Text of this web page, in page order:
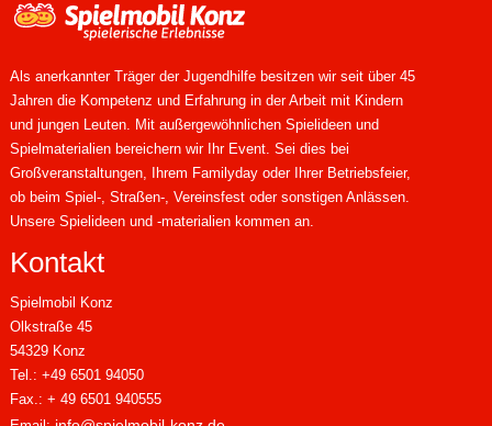
Als anerkannter Träger der Jugendhilfe besitzen wir seit über 45
Jahren die Kompetenz und Erfahrung in der Arbeit mit Kindern
und jungen Leuten. Mit außergewöhnlichen Spielideen und
Spielmaterialien bereichern wir Ihr Event. Sei dies bei
Großveranstaltungen, Ihrem Familyday oder Ihrer Betriebsfeier,
ob beim Spiel-, Straßen-, Vereinsfest oder sonstigen Anlässen.
Unsere Spielideen und -materialien kommen an.
Kontakt
Spielmobil Konz
Olkstraße 45
54329 Konz
Tel.: +49 6501 94050
Fax.: + 49 6501 940555